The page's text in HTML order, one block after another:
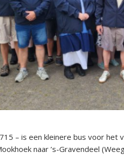
– is een kleinere bus voor
naar ’s-Gravendeel